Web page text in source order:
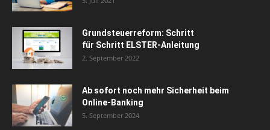
Grundsteuerreform: Schritt
für Schritt ELSTER-Anleitung
2. September 2022
Ab sofort noch mehr Sicherheit beim
Online-Banking
5. September 2024